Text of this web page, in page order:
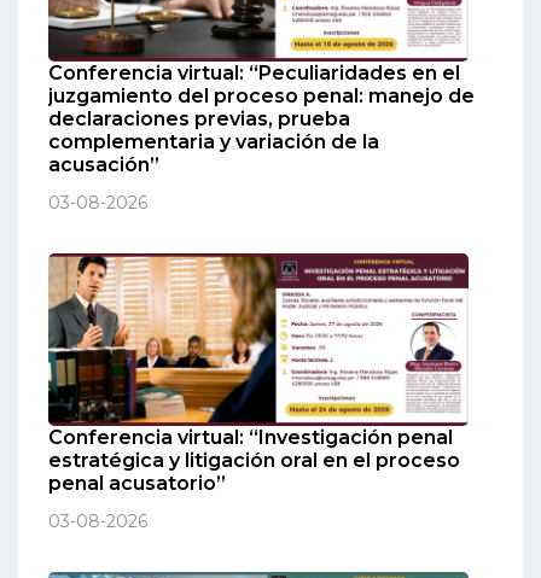
Conferencia virtual: “Peculiaridades en el
juzgamiento del proceso penal: manejo de
declaraciones previas, prueba
complementaria y variación de la
acusación”
03-08-2026
Conferencia virtual: “Investigación penal
estratégica y litigación oral en el proceso
penal acusatorio”
03-08-2026